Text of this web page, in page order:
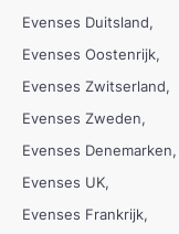
Evenses Duitsland
Evenses Oostenrijk
Evenses Zwitserland
Evenses Zweden
Evenses Denemarken
Evenses UK
Evenses Frankrijk